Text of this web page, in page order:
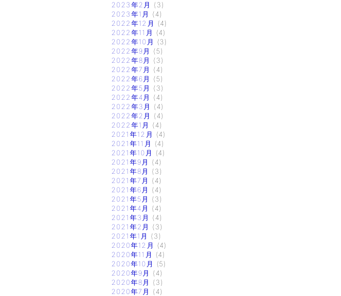
2023年2月
(3)
2023年1月
(4)
2022年12月
(4)
2022年11月
(4)
2022年10月
(3)
2022年9月
(5)
2022年8月
(3)
2022年7月
(4)
2022年6月
(5)
2022年5月
(3)
2022年4月
(4)
2022年3月
(4)
2022年2月
(4)
2022年1月
(4)
2021年12月
(4)
2021年11月
(4)
2021年10月
(4)
2021年9月
(4)
2021年8月
(3)
2021年7月
(4)
2021年6月
(4)
2021年5月
(3)
2021年4月
(4)
2021年3月
(4)
2021年2月
(3)
2021年1月
(3)
2020年12月
(4)
2020年11月
(4)
2020年10月
(5)
2020年9月
(4)
2020年8月
(3)
2020年7月
(4)